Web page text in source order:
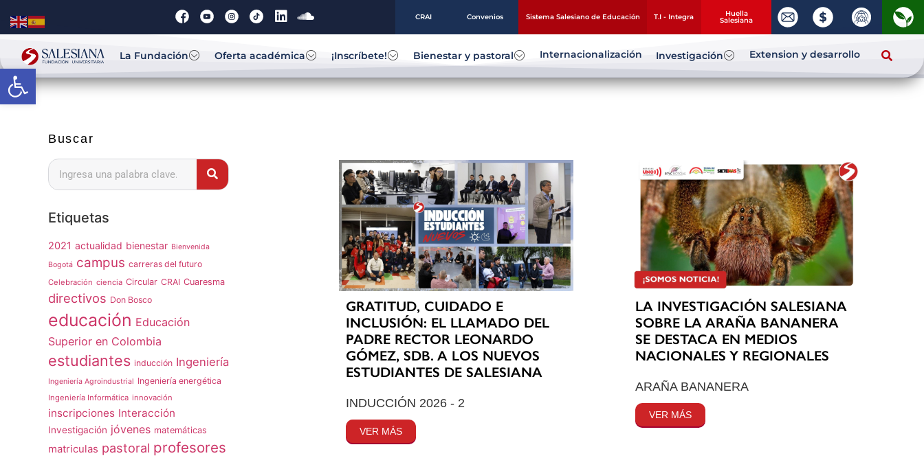
Abrir barra de herramientas
CRAI Convenios Sistema Salesiano de Educación T.I - Integra Huella
Salesiana
La Fundación Oferta académica ¡Inscríbete! Bienestar y pastoral Internacionalización Investigación Extension y desarrollo
Buscar
Etiquetas
2021 actualidad bienestar Bienvenida
Bogotá campus carreras del futuro
Celebración ciencia Circular CRAI Cuaresma
directivos Don Bosco
educación Educación
Superior en Colombia
estudiantes inducción Ingeniería
Ingeniería Agroindustrial Ingeniería energética
Ingeniería Informática innovación
inscripciones Interacción
Investigación jóvenes matemáticas
matriculas pastoral profesores
GRATITUD, CUIDADO E
INCLUSIÓN: EL LLAMADO DEL
PADRE RECTOR LEONARDO
GÓMEZ, SDB. A LOS NUEVOS
ESTUDIANTES DE SALESIANA
INDUCCIÓN 2026 - 2
VER MÁS
LA INVESTIGACIÓN SALESIANA
SOBRE LA ARAÑA BANANERA
SE DESTACA EN MEDIOS
NACIONALES Y REGIONALES
ARAÑA BANANERA
VER MÁS